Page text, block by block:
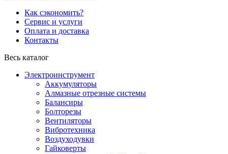
Как сэкономить?
Сервис и услуги
Оплата и доставка
Контакты
Весь каталог
Электроинструмент
Аккумуляторы
Алмазные отрезные системы
Балансиры
Болторезы
Вентиляторы
Вибротехника
Воздуходувки
Гайковерты